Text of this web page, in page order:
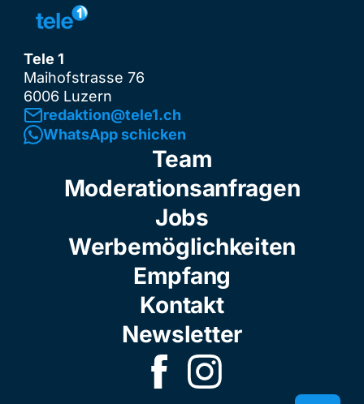
Tele 1
Maihofstrasse 76
6006 Luzern
redaktion@tele1.ch
WhatsApp schicken
Team
Moderationsanfragen
Jobs
Werbemöglichkeiten
Empfang
Kontakt
Newsletter